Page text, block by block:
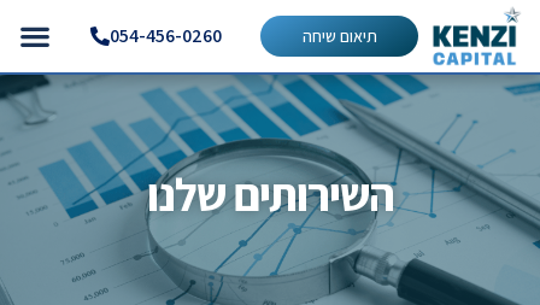
054-456-0260 תיאום שיחה
השירותים שלנו